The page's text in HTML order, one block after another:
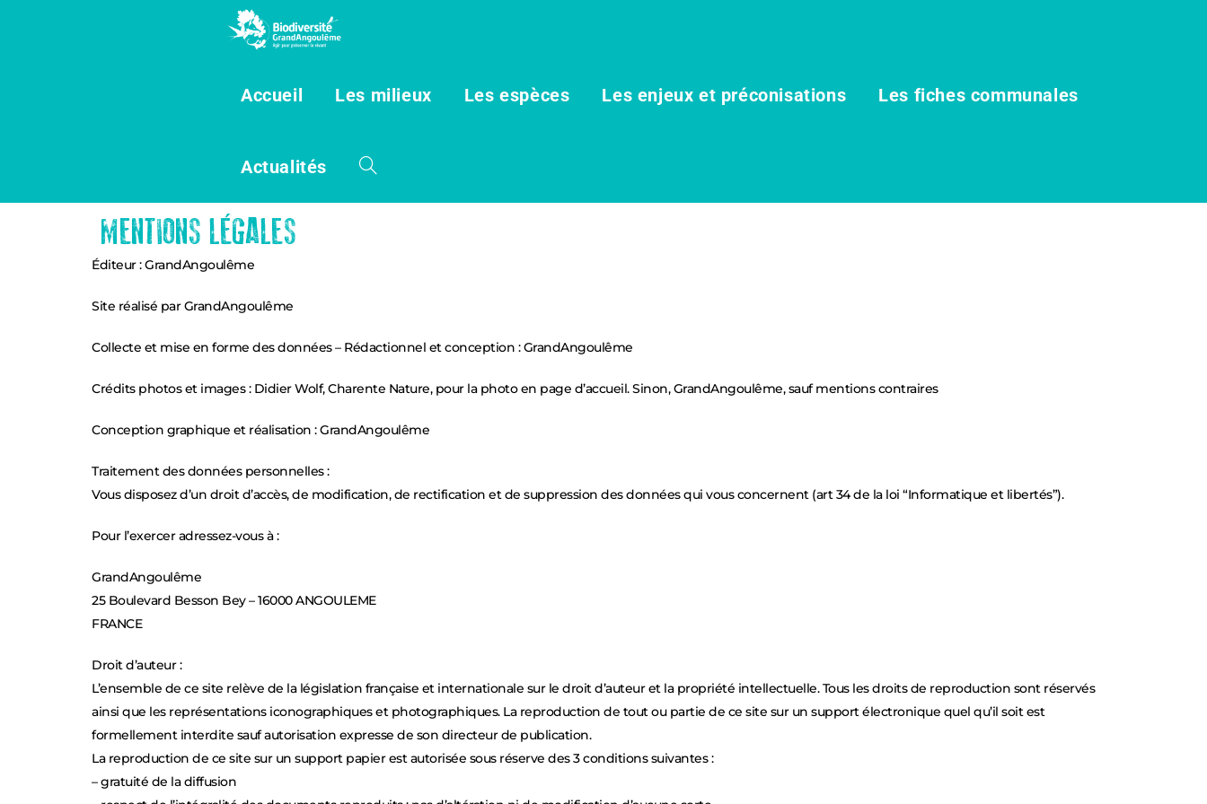
Accueil Les milieux Les espèces Les enjeux et préconisations Les fiches communales
Actualités
MENTIONS LÉGALES
Éditeur : GrandAngoulême
Site réalisé par GrandAngoulême
Collecte et mise en forme des données – Rédactionnel et conception : GrandAngoulême
Crédits photos et images : Didier Wolf, Charente Nature, pour la photo en page d’accueil. Sinon, GrandAngoulême, sauf mentions contraires
Conception graphique et réalisation : GrandAngoulême
Traitement des données personnelles :
Vous disposez d’un droit d’accès, de modification, de rectification et de suppression des données qui vous concernent (art 34 de la loi “Informatique et libertés”).
Pour l’exercer adressez-vous à :
GrandAngoulême
25 Boulevard Besson Bey – 16000 ANGOULEME
FRANCE
Droit d’auteur :
L’ensemble de ce site relève de la législation française et internationale sur le droit d’auteur et la propriété intellectuelle. Tous les droits de reproduction sont réservés
ainsi que les représentations iconographiques et photographiques. La reproduction de tout ou partie de ce site sur un support électronique quel qu’il soit est
formellement interdite sauf autorisation expresse de son directeur de publication.
La reproduction de ce site sur un support papier est autorisée sous réserve des 3 conditions suivantes :
– gratuité de la diffusion